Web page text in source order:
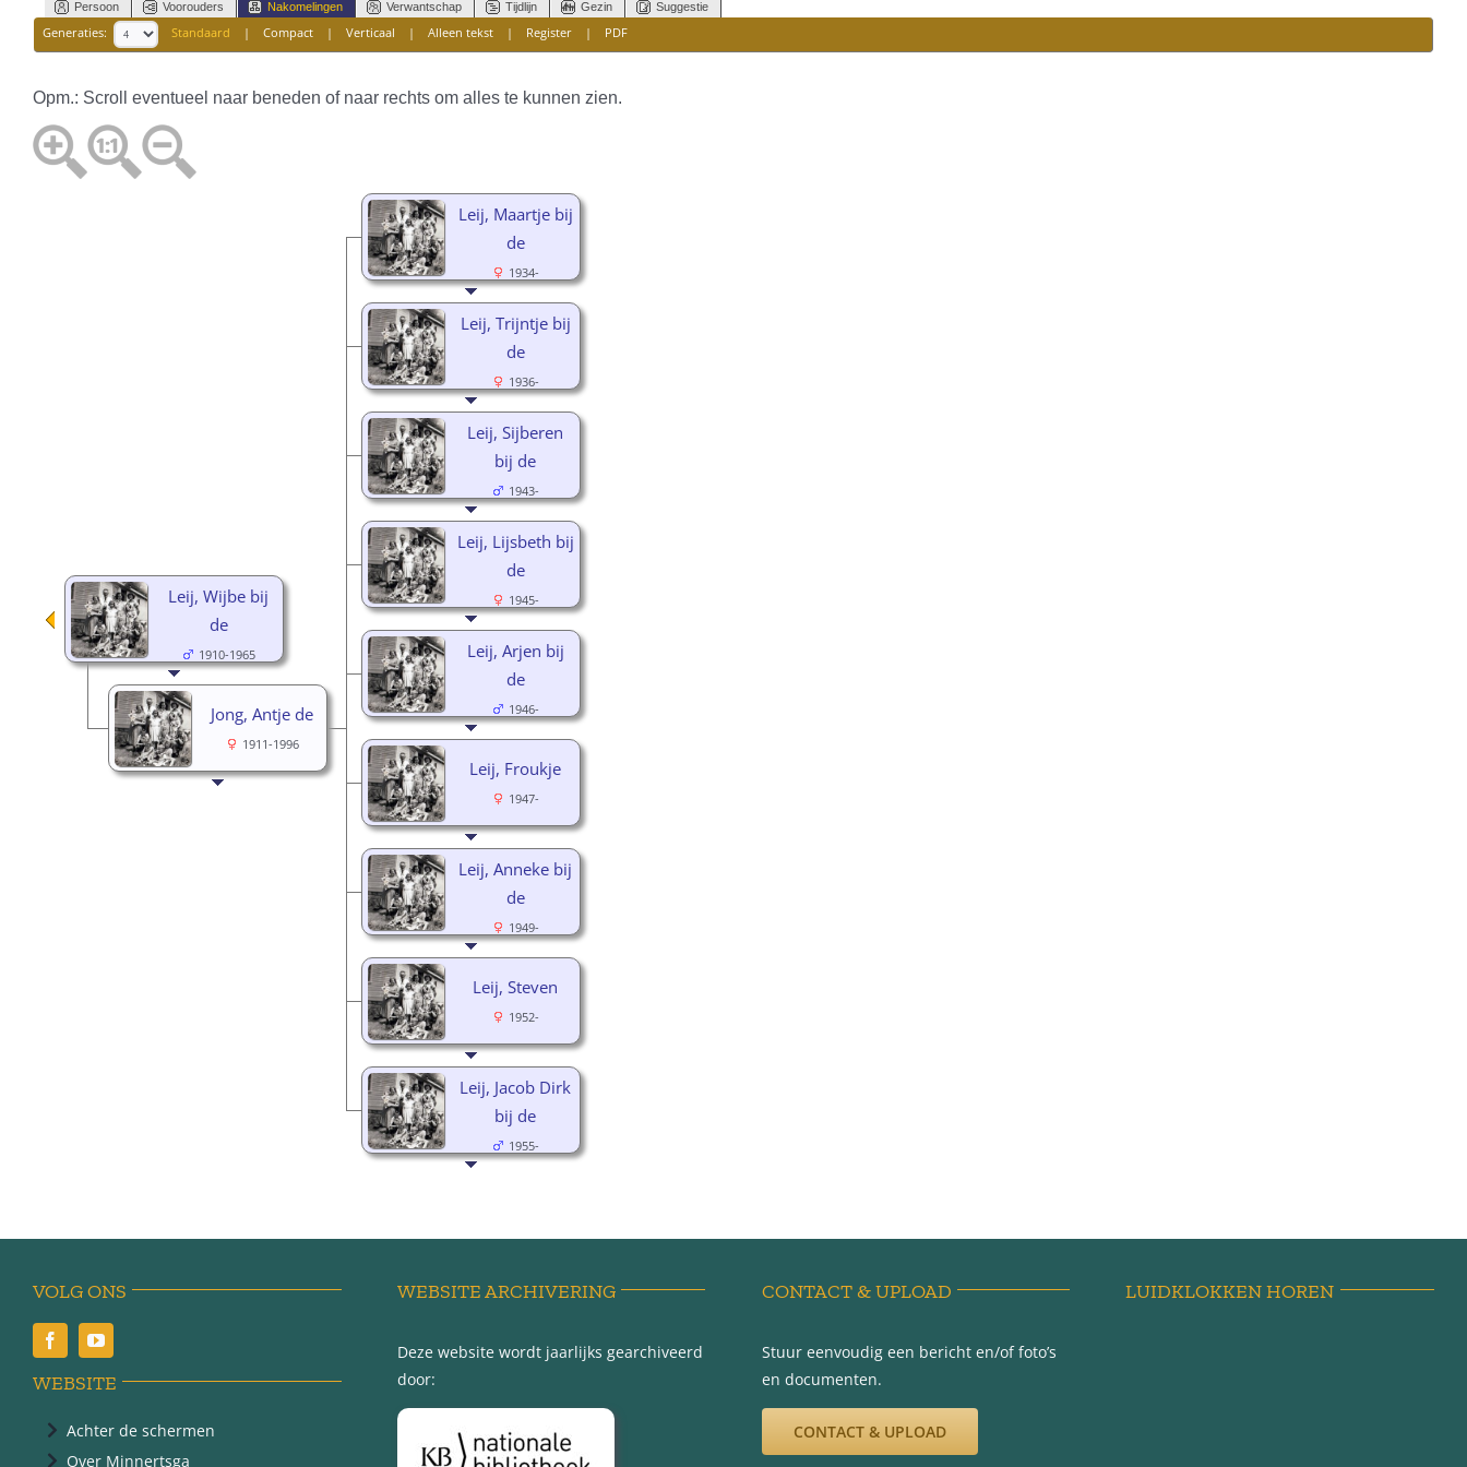
Persoon Voorouders Nakomelingen Verwantschap Tijdlijn Gezin Suggestie
Generaties: Standaard | Compact| Verticaal | Alleen tekst| Register| PDF
Opm.: Scroll eventueel naar beneden of naar rechts om alles te kunnen zien.
Leij, Maartje bij
de
1934-
Leij, Trijntje bij
de
1936-
Leij, Sijberen
bij de
1943-
Leij, Lijsbeth bij
de
1945-
Leij, Arjen bij
de
1946-
Leij, Froukje
1947-
Leij, Anneke bij
de
1949-
Leij, Steven
1952-
Leij, Jacob Dirk
bij de
1955-
Leij, Wijbe bij
de
1910-1965
Jong, Antje de
1911-1996
VOLG ONS
WEBSITE
Achter de schermen
Over Minnertsga
WEBSITE ARCHIVERING
Deze website wordt jaarlijks gearchiveerd
door:
CONTACT & UPLOAD
Stuur eenvoudig een bericht en/of foto’s
en documenten.
CONTACT & UPLOAD
LUIDKLOKKEN HOREN